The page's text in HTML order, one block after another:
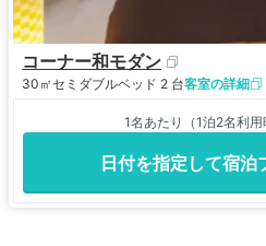
コーナー和モダン
30㎡セミダブルベッド 2 台客室の詳細
1名あたり（1泊2名利用
日付を指定して宿泊